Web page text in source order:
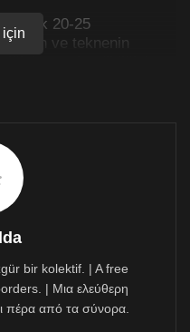
20-25
ve teknenin
sığınmacının
vurgulayan gazete, söz
ise, Kıbrıs’ta
için
yasanın 29 Şubat’ta
için
bir kolektif. | A free
| Μια ελεύθερη
πέρα από τα σύνορα.